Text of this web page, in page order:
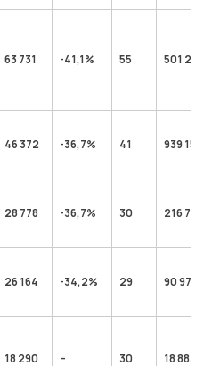
63 731 -41,1% 55 501 298
46 372 -36,7% 41 939 153
28 778 -36,7% 30 216 757
26 164 -34,2% 29 90 971
18 290 – 30 18 883